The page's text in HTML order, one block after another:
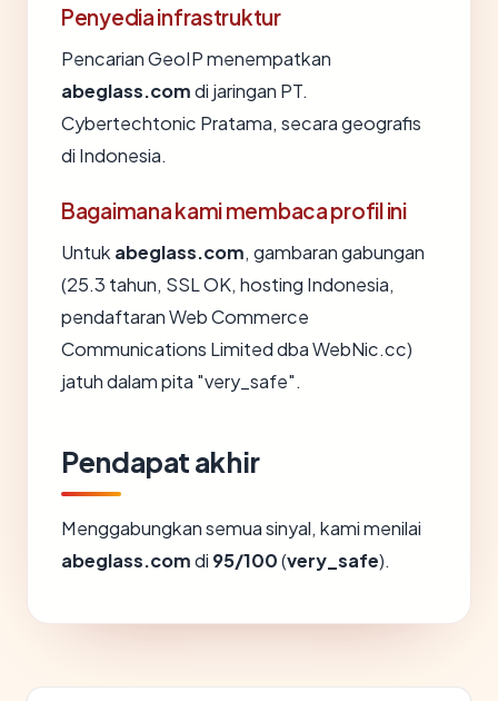
Penyedia infrastruktur
Pencarian GeoIP menempatkan
abeglass.comdi jaringan PT.
Cybertechtonic Pratama, secara geografis
di Indonesia.
Bagaimana kami membaca profil ini
Untuk abeglass.com, gambaran gabungan
(25.3 tahun, SSL OK, hosting Indonesia,
pendaftaran Web Commerce
Communications Limited dba WebNic.cc)
jatuh dalam pita "very_safe".
Pendapat akhir
Menggabungkan semua sinyal, kami menilai
abeglass.comdi 95/100(very_safe).